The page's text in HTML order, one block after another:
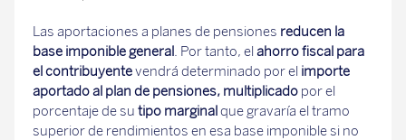
Las aportaciones a planes de pensiones reducen la
base imponible general. Por tanto, el ahorro fiscal para
el contribuyentevendrá determinado por el importe
aportado al plan de pensiones, multiplicado por el
porcentaje de su tipo marginalque gravaría el tramo
superior de rendimientos en esa base imponible si no